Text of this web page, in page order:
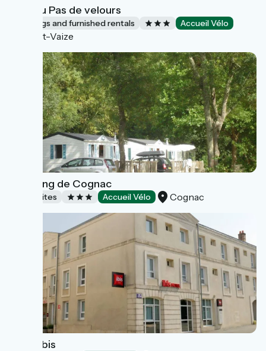
Gîte Au Pas de velours
Lodgings and furnished rentals Accueil Vélo
Saint-Vaize
Camping de Cognac
Campsites Accueil Vélo Cognac
Hôtel Ibis